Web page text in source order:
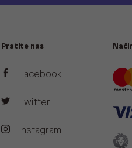
Pratite nas
Facebook
Twitter
Instagram